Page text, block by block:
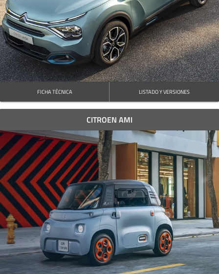
FICHA TÉCNICA LISTADO Y VERSIONES
CITROEN AMI